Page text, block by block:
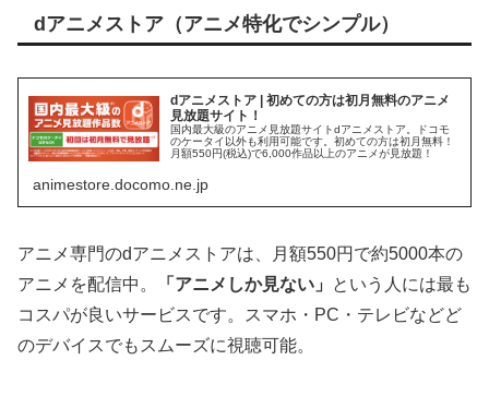
dアニメストア（アニメ特化でシンプル）
dアニメストア | 初めての方は初月無料のアニメ
見放題サイト！
国内最大級のアニメ見放題サイトdアニメストア。ドコモ
のケータイ以外も利用可能です。初めての方は初月無料！
月額550円(税込)で6,000作品以上のアニメが見放題！
animestore.docomo.ne.jp
アニメ専門のdアニメストアは、月額550円で約5000本の
アニメを配信中。
「アニメしか見ない」
という人には最も
コスパが良いサービスです。スマホ・PC・テレビなどど
のデバイスでもスムーズに視聴可能。